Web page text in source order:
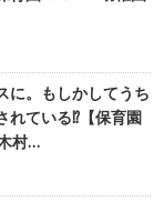
に。もしかしてうち
れている⁉︎【保育園
村…